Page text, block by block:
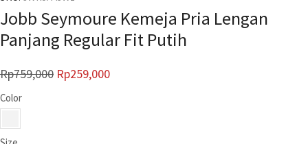
Jobb Seymoure Kemeja Pria Lengan
Panjang Regular Fit Putih
Rp759,000 Rp259,000
Color